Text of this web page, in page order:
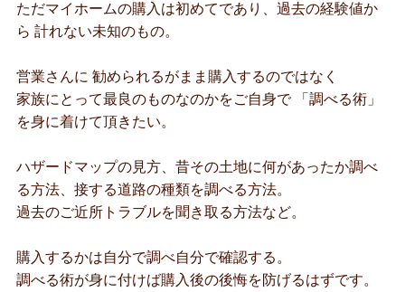
ただマイホームの購入は初めてであり、過去の経験値か
ら 計れない未知のもの。
営業さんに 勧められるがまま購入するのではなく
家族にとって最良のものなのかをご自身で 「調べる術」
を身に着けて頂きたい。
ハザードマップの見方、昔その土地に何があったか調べ
る方法、接する道路の種類を調べる方法。
過去のご近所トラブルを聞き取る方法など。
購入するかは自分で調べ自分で確認する。
調べる術が身に付けば購入後の後悔を防げるはずです。